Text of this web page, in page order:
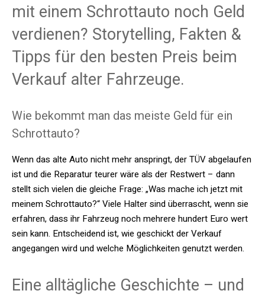
mit einem Schrottauto noch Geld
verdienen? Storytelling, Fakten &
Tipps für den besten Preis beim
Verkauf alter Fahrzeuge.
Wie bekommt man das meiste Geld für ein
Schrottauto?
Wenn das alte Auto nicht mehr anspringt, der TÜV abgelaufen
ist und die Reparatur teurer wäre als der Restwert – dann
stellt sich vielen die gleiche Frage: „Was mache ich jetzt mit
meinem Schrottauto?“ Viele Halter sind überrascht, wenn sie
erfahren, dass ihr Fahrzeug noch mehrere hundert Euro wert
sein kann. Entscheidend ist, wie geschickt der Verkauf
angegangen wird und welche Möglichkeiten genutzt werden.
Eine alltägliche Geschichte – und